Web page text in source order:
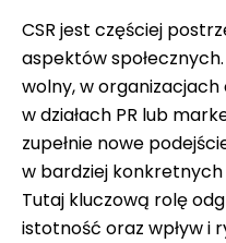
CSR jest częściej
aspektów
wolny, w
w działach PR lub
zupełnie nowe
w bardziej konkretnych
Tutaj kluczową rolę
istotność oraz wpływ i